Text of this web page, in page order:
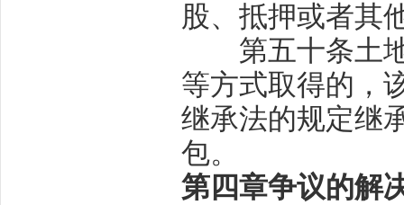
股、抵押或者其
第五十条土
等方式取得的，
继承法的规定继
包。
第四章争议的解